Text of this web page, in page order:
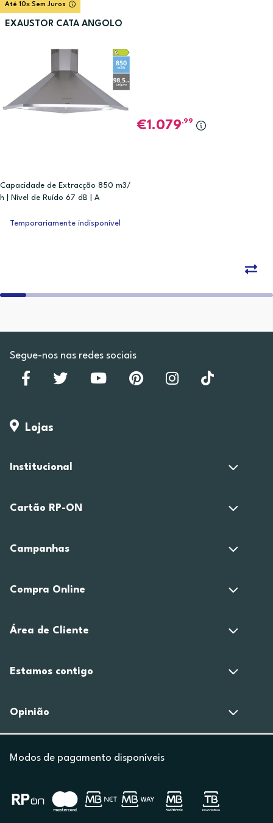
Até 10x Sem Juros
EXAUSTOR CATA ANGOLO
Capacidade de Extracção 850 m3/
h | Nível de Ruído 67 dB | A
1.079,99
Temporariamente indisponível
Segue-nos nas redes sociais
Lojas
Institucional
Cartão RP-ON
Campanhas
Compra Online
Área de Cliente
Estamos contigo
Opinião
Modos de pagamento disponíveis